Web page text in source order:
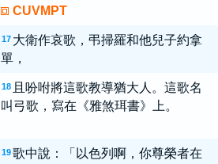
CUVMPT
17 大衛作哀歌，弔掃羅和他兒子約拿
單，
18 且吩咐將這歌教導猶大人。這歌名
叫弓歌，寫在《雅煞珥書》上。
19 歌中說：「以色列啊，你尊榮者在